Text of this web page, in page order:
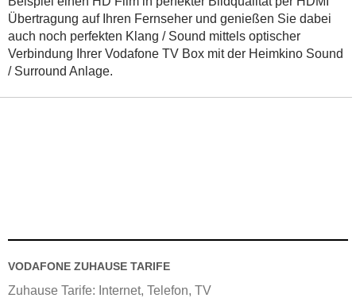
Übertragung auf Ihren Fernseher und genießen Sie dabei
auch noch perfekten Klang / Sound mittels optischer
Verbindung Ihrer Vodafone TV Box mit der Heimkino Sound
/ Surround Anlage.
VODAFONE ZUHAUSE TARIFE
Zuhause Tarife: Internet, Telefon, TV